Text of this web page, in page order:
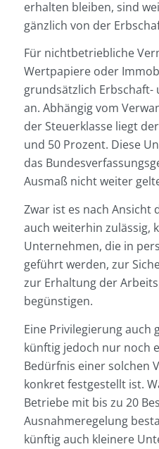
erhalten bleiben, sind
gänzlich von der
Für nichtbetriebliche
Wertpapiere oder
grundsätzlich Erbschaft-
an. Abhängig vom
der Steuerklasse liegt
und 50 Prozent. Diese
das
Ausmaß nicht weiter
Zwar ist es nach Ansicht
auch weiterhin zulässig,
Unternehmen, die in
geführt werden, zur
zur Erhaltung der
begünstigen.
Eine Privilegierung
künftig jedoch nur noch
Bedürfnis einer solchen
konkret festgestellt ist.
Betriebe mit bis zu 20
Ausnahmeregelung
künftig auch kleinere